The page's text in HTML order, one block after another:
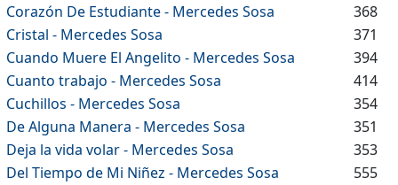
Corazón De Estudiante - Mercedes Sosa
368
Cristal - Mercedes Sosa
371
Cuando Muere El Angelito - Mercedes Sosa
394
Cuanto trabajo - Mercedes Sosa
414
Cuchillos - Mercedes Sosa
354
De Alguna Manera - Mercedes Sosa
351
Deja la vida volar - Mercedes Sosa
353
Del Tiempo de Mi Niñez - Mercedes Sosa
555